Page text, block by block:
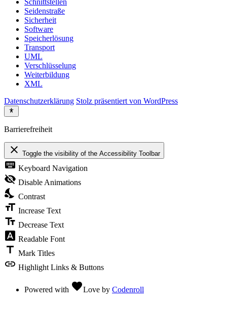
Seidenstraße
Sicherheit
Software
Speicherlösung
Transport
UML
Verschlüsselung
Weiterbildung
XML
Datenschutzerklärung Stolz präsentiert von WordPress
Barrierefreiheit
close Toggle the visibility of the Accessibility Toolbar
keyboard Keyboard Navigation
visibility_off Disable Animations
nights_stay Contrast
format_size Increase Text
text_fields Decrease Text
font_download Readable Font
title Mark Titles
link Highlight Links & Buttons
Powered with favoriteLove by Codenroll